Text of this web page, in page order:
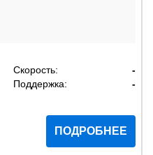
Скорость:
-
Поддержка: -
ПОДРОБНЕЕ